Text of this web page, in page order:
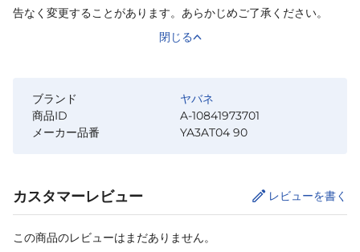
告なく変更することがあります。あらかじめご了承ください。
閉じる
ブランド
ヤバネ
商品ID
A-10841973701
メーカー品番
YA3AT04 90
カスタマーレビュー レビューを書く
この商品のレビューはまだありません。